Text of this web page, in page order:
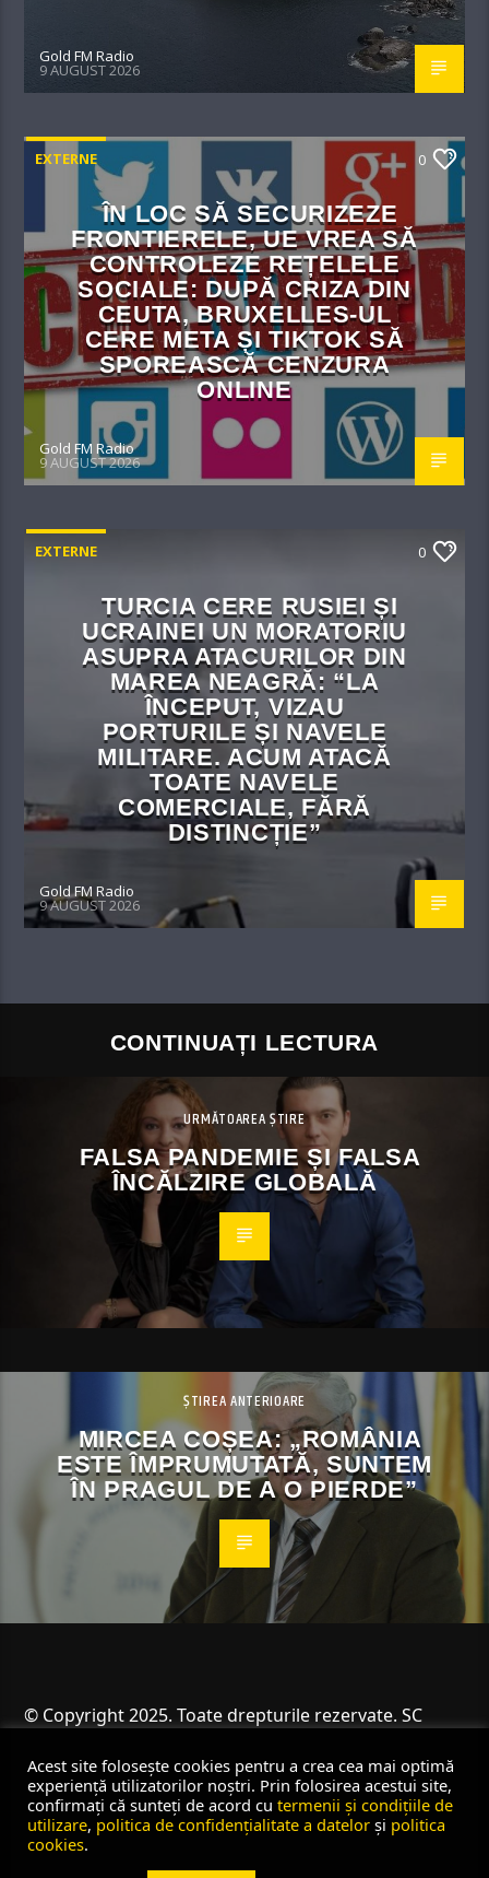
Gold FM Radio
9 AUGUST 2026
EXTERNE 0
ÎN LOC SĂ SECURIZEZE
FRONTIERELE, UE VREA SĂ
CONTROLEZE REȚELELE
SOCIALE: DUPĂ CRIZA DIN
CEUTA, BRUXELLES-UL
CERE META ȘI TIKTOK SĂ
SPOREASCĂ CENZURA
ONLINE
Gold FM Radio
9 AUGUST 2026
EXTERNE 0
TURCIA CERE RUSIEI ȘI
UCRAINEI UN MORATORIU
ASUPRA ATACURILOR DIN
MAREA NEAGRĂ: “LA
ÎNCEPUT, VIZAU
PORTURILE ȘI NAVELE
MILITARE. ACUM ATACĂ
TOATE NAVELE
COMERCIALE, FĂRĂ
DISTINCȚIE”
Gold FM Radio
9 AUGUST 2026
CONTINUAȚI LECTURA
URMĂTOAREA ȘTIRE
FALSA PANDEMIE ȘI FALSA
ÎNCĂLZIRE GLOBALĂ
ȘTIREA ANTERIOARE
MIRCEA COȘEA: „ROMÂNIA
ESTE ÎMPRUMUTATĂ, SUNTEM
ÎN PRAGUL DE A O PIERDE”
© Copyright 2025. Toate drepturile rezervate. SC
Acest site folosește cookies pentru a crea cea mai optimă
experiență utilizatorilor noștri. Prin folosirea acestui site,
confirmați că sunteți de acord cu termenii și condițiile de
utilizare, politica de confidențialitate a datelor și politica
cookies.